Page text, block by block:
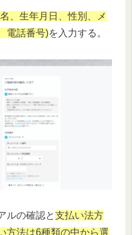
、生年月日、性別、メ
電話番号)を入力する。
ルの確認と支払い法方
方法は6種類の中から選